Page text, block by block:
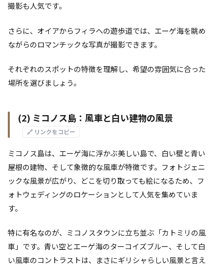
撮影も人気です。
さらに、オイアからフィラへの遊歩道では、エーゲ海を眺め
ながらのロマンチックな写真が撮影できます。
それぞれのスポットの特徴を理解し、希望の雰囲気に合った
場所を選びましょう。
(2) ミコノス島：風車と白い建物の風景
🔗 リンクをコピー
ミコノス島は、エーゲ海に浮かぶ美しい島で、白い壁と青い
屋根の建物、そして象徴的な風車が特徴です。フォトジェニ
ックな風景が広がり、どこを切り取っても絵になるため、フ
ォトウェディングのロケーションとして人気を集めていま
す。
特に有名なのが、ミコノスタウンに立ち並ぶ「カトミリの風
車」です。青い空とエーゲ海のターコイズブルー、そして白
い風車のコントラストは、まさにギリシャらしい風景と言え